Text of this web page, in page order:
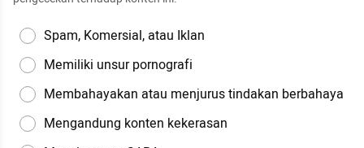
Spam, Komersial, atau Iklan
Memiliki unsur pornografi
Membahayakan atau menjurus tindakan berbahaya
Mengandung konten kekerasan